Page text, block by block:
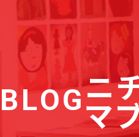
BLOGニ
マ